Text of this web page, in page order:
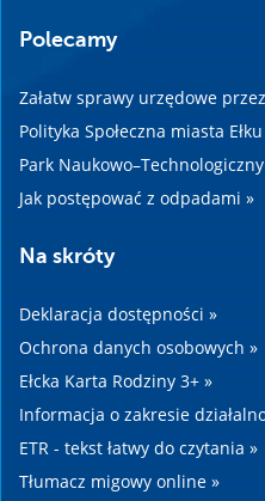
Polecamy
Załatw sprawy urzędowe
Polityka Społeczna miasta
Park Naukowo–Technologiczny
Jak postępować z odpadami »
Na skróty
Deklaracja dostępności »
Ochrona danych osobowych »
Ełcka Karta Rodziny 3+ »
Informacja o zakresie
ETR - tekst łatwy do czytania »
Tłumacz migowy online »